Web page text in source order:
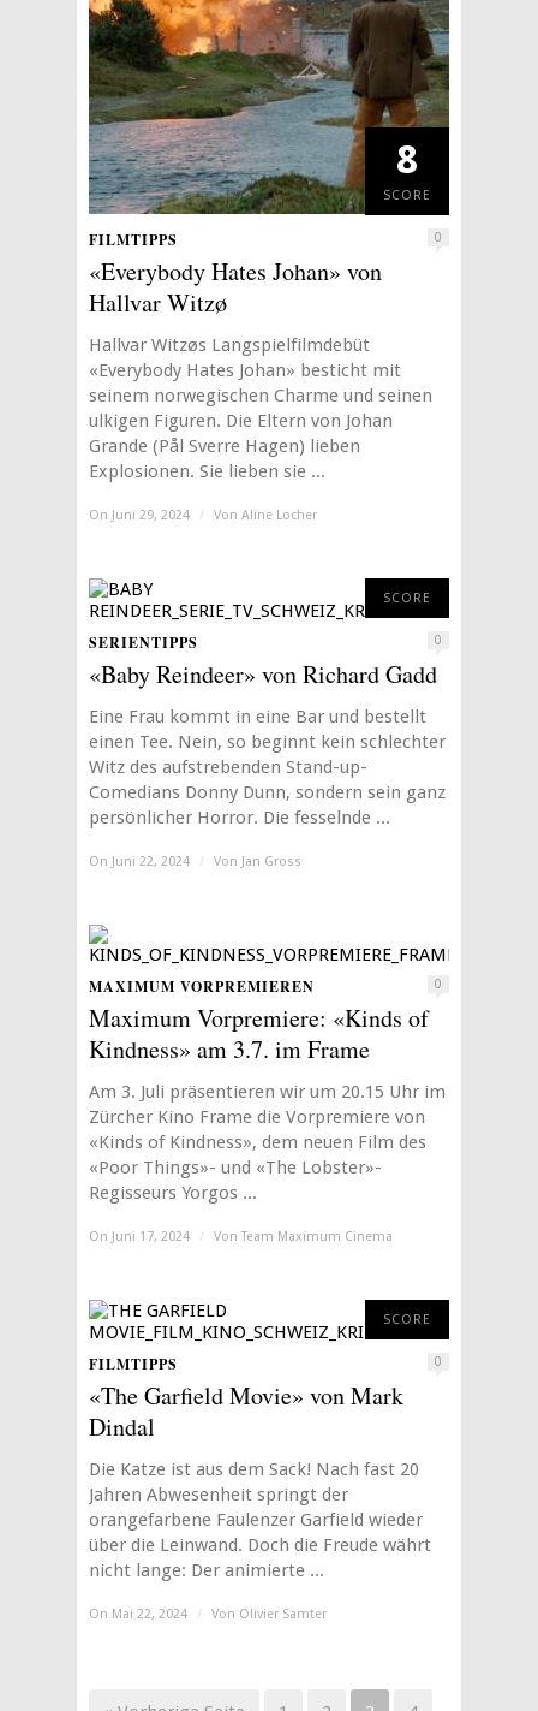
8
SCORE
FILMTIPPS 0
«Everybody Hates Johan» von
Hallvar Witzø
Hallvar Witzøs Langspielfilmdebüt
«Everybody Hates Johan» besticht mit
seinem norwegischen Charme und seinen
ulkigen Figuren. Die Eltern von Johan
Grande (Pål Sverre Hagen) lieben
Explosionen. Sie lieben sie ...
On Juni 29, 2024 / Von Aline Locher
SCORE
SERIENTIPPS 0
«Baby Reindeer» von Richard Gadd
Eine Frau kommt in eine Bar und bestellt
einen Tee. Nein, so beginnt kein schlechter
Witz des aufstrebenden Stand-up-
Comedians Donny Dunn, sondern sein ganz
persönlicher Horror. Die fesselnde ...
On Juni 22, 2024 / Von Jan Gross
MAXIMUM VORPREMIEREN 0
Maximum Vorpremiere: «Kinds of
Kindness» am 3.7. im Frame
Am 3. Juli präsentieren wir um 20.15 Uhr im
Zürcher Kino Frame die Vorpremiere von
«Kinds of Kindness», dem neuen Film des
«Poor Things»- und «The Lobster»-
Regisseurs Yorgos ...
On Juni 17, 2024 / VonTeam Maximum Cinema
SCORE
FILMTIPPS 0
«The Garfield Movie» von Mark
Dindal
Die Katze ist aus dem Sack! Nach fast 20
Jahren Abwesenheit springt der
orangefarbene Faulenzer Garfield wieder
über die Leinwand. Doch die Freude währt
nicht lange: Der animierte ...
On Mai 22, 2024 / Von Olivier Samter